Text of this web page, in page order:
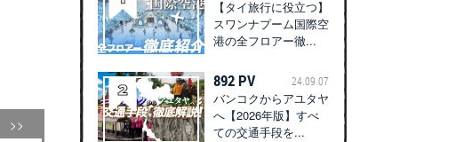
【タイ旅行に役立つ】
スワンナプーム国際空
港の全フロアー徹...
892 PV 24.09.07
バンコクからアユタヤ
へ【2026年版】すべ
ての交通手段を...